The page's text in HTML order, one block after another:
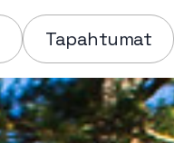
Tapahtumat